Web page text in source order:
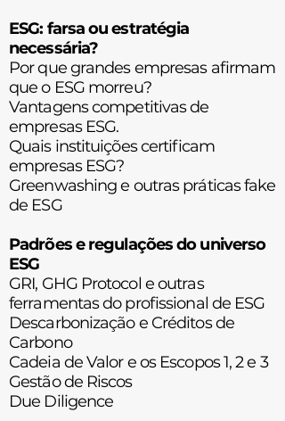
ESG: farsa ou estratégia
necessária?
Por que grandes empresas afirmam
que o ESG morreu?
Vantagens competitivas de
empresas ESG.
Quais instituições certificam
empresas ESG?
Greenwashing e outras práticas fake
de ESG
Padrões e regulações do universo
ESG
GRI, GHG Protocol e outras
ferramentas do profissional de ESG
Descarbonização e Créditos de
Carbono
Cadeia de Valor e os Escopos 1, 2 e 3
Gestão de Riscos
Due Diligence